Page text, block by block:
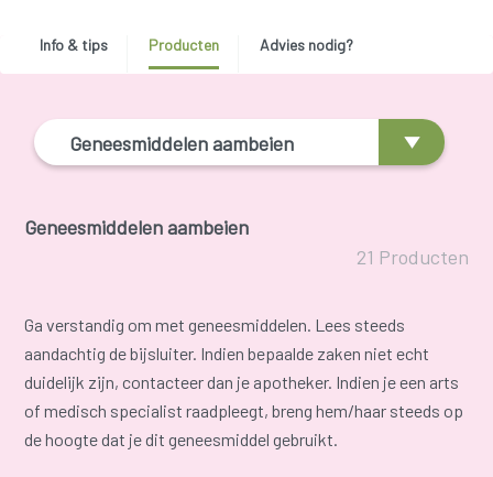
Info & tips Producten Advies nodig?
Geneesmiddelen aambeien
Geneesmiddelen aambeien
21 Producten
Ga verstandig om met geneesmiddelen. Lees steeds
aandachtig de bijsluiter. Indien bepaalde zaken niet echt
duidelijk zijn, contacteer dan je apotheker. Indien je een arts
of medisch specialist raadpleegt, breng hem/haar steeds op
de hoogte dat je dit geneesmiddel gebruikt.